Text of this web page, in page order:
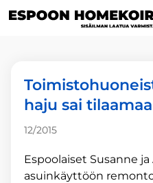
sisältöön
haju sai
12/2015
Espoolaiset Susanne
asuinkäyttöön